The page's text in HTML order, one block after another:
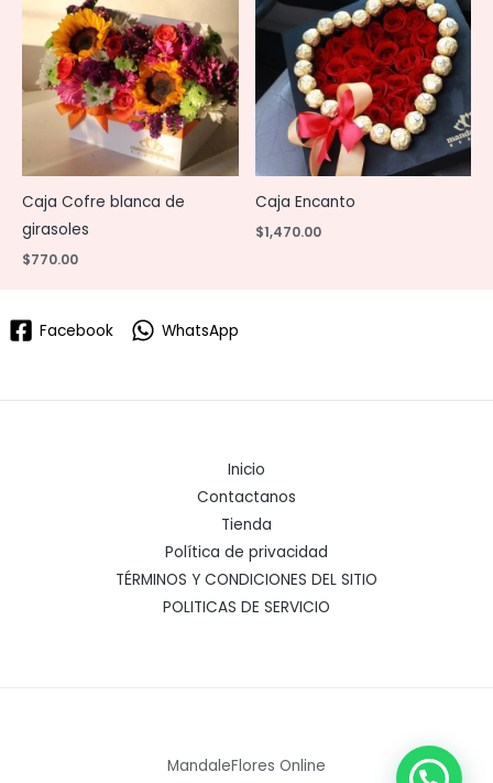
Caja Cofre blanca de
girasoles
$770.00
Caja Encanto
$1,470.00
Facebook WhatsApp
Inicio
Contactanos
Tienda
Política de privacidad
TÉRMINOS Y CONDICIONES DEL SITIO
POLITICAS DE SERVICIO
MandaleFlores Online